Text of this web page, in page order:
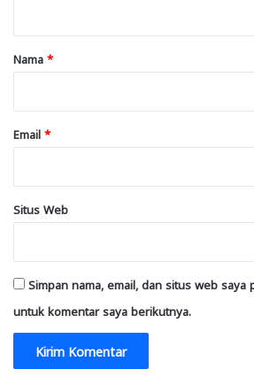
rNama *
Email *
Situs Web
Simpan nama, email, dan situs web saya
untuk komentar saya berikutnya.